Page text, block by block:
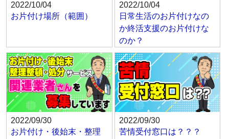
2022/10/04
お片付け場所（範囲）
2022/10/04
日常生活のお片付けなの
か終活支援のお片付けな
のか？
2022/09/30
お片付け・後始末・整理
2022/09/30
苦情受付窓口は？？？